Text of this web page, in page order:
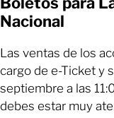
Nacional
Las ventas de los
cargo de e-Ticket y
septiembre a las
debes estar muy